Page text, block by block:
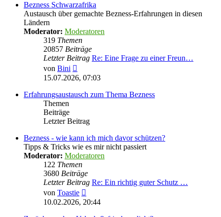
Bezness Schwarzafrika
Austausch über gemachte Bezness-Erfahrungen in diesen
Ländern
Moderator: Moderatoren
319 Themen
20857 Beiträge
Letzter Beitrag Re: Eine Frage zu einer Freun…
von Bini
Beitrag
15.07.2026, 07:03
Erfahrungsaustausch zum Thema Bezness
Themen
Beiträge
Letzter Beitrag
Bezness - wie kann ich mich davor schützen?
Tipps & Tricks wie es mir nicht passiert
Moderator: Moderatoren
122 Themen
3680 Beiträge
Letzter Beitrag Re: Ein richtig guter Schutz …
von Toastie
Beitrag
10.02.2026, 20:44